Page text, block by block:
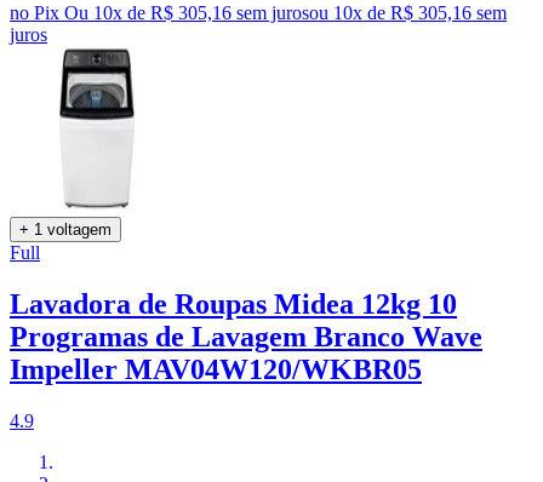
no Pix Ou 10x de R$ 305,16 sem jurosou 10x de R$ 305,16 sem
juros
+ 1 voltagem
Full
Lavadora de Roupas Midea 12kg 10
Programas de Lavagem Branco Wave
Impeller MAV04W120/WKBR05
4.9